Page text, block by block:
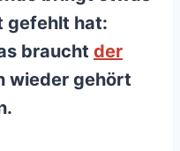
gefehlt hat:
braucht der
wieder gehört